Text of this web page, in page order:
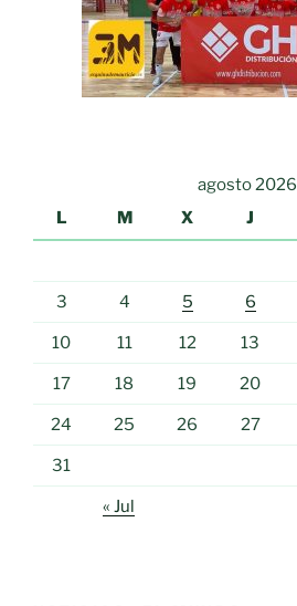
agosto 2026
L
M X J
3 4 5 6
10 11 12 13
17 18 19 20
24 25 26 27
31
« Jul